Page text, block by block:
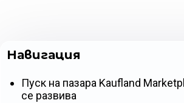
Навигация
Пуск на пазара Kaufland
се развива